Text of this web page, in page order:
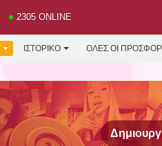
2305 ONLINE
ΙΣΤΟΡΙΚΌ ΟΛΕΣ ΟΙ